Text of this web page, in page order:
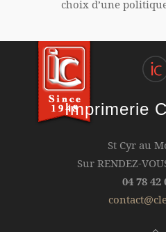
choix d’une
Imprimerie
St Cyr au
Sur RENDEZ-
04 78 42